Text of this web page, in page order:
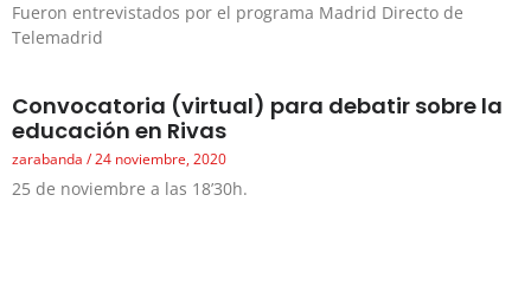
Fueron entrevistados por el programa Madrid Directo de
Telemadrid
Convocatoria (virtual) para debatir sobre la
educación en Rivas
zarabanda 24 noviembre, 2020
25 de noviembre a las 18’30h.